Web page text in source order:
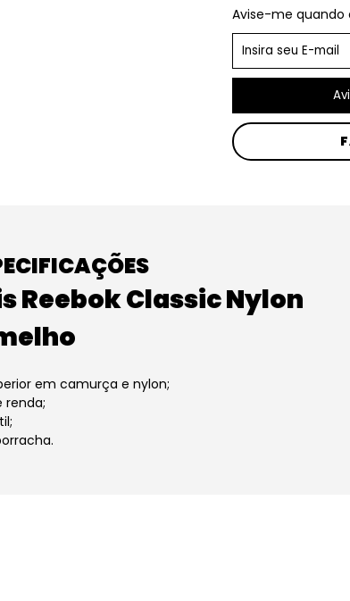
Avise-me quando
Reebok Classic Nylon
em camurça e nylon;
renda;